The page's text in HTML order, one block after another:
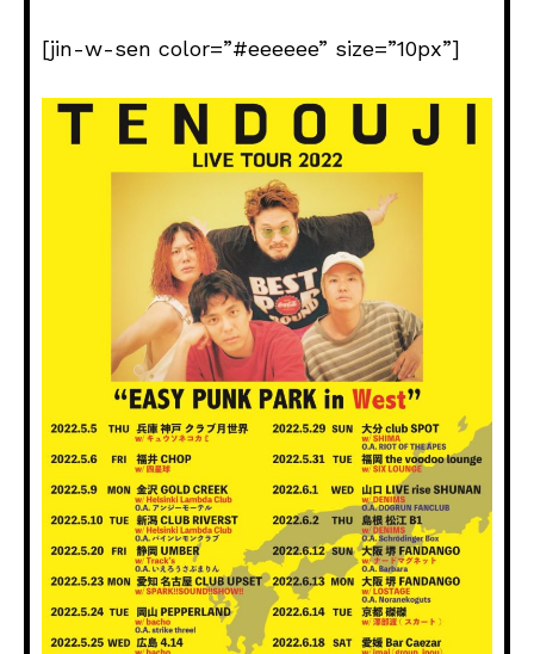
[jin-w-sen color=”#eeeeee” size=”10px”]